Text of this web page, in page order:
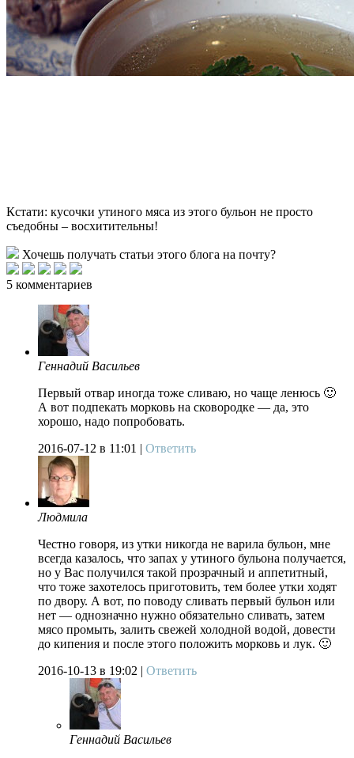
Кстати: кусочки утиного мяса из этого бульон не просто
съедобны – восхитительны!
Хочешь получать статьи этого блога на почту?
5 комментариев
Геннадий Васильев
Первый отвар иногда тоже сливаю, но чаще ленюсь 🙂
А вот подпекать морковь на сковородке — да, это
хорошо, надо попробовать.
2016-07-12 в 11:01 | Ответить
Людмила
Честно говоря, из утки никогда не варила бульон, мне
всегда казалось, что запах у утиного бульона получается,
но у Вас получился такой прозрачный и аппетитный,
что тоже захотелось приготовить, тем более утки ходят
по двору. А вот, по поводу сливать первый бульон или
нет — однозначно нужно обязательно сливать, затем
мясо промыть, залить свежей холодной водой, довести
до кипения и после этого положить морковь и лук. 🙂
2016-10-13 в 19:02 | Ответить
Геннадий Васильев